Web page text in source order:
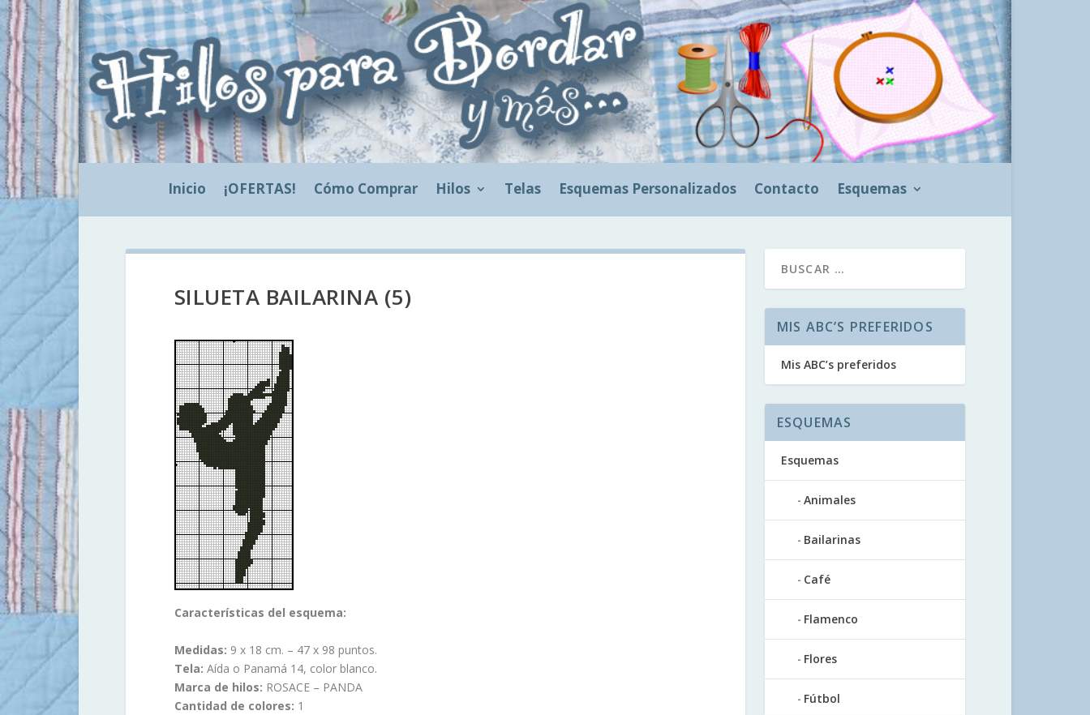
Inicio ¡OFERTAS! Cómo Comprar Hilos Telas Esquemas Personalizados Contacto Esquemas
SILUETA BAILARINA (5)
Características del esquema:
Medidas: 9 x 18 cm. – 47 x 98 puntos.
Tela: Aída o Panamá 14, color blanco.
Marca de hilos: ROSACE – PANDA
Cantidad de colores: 1
MIS ABC’S PREFERIDOS
Mis ABC’s preferidos
ESQUEMAS
Esquemas
Animales
Bailarinas
Café
Flamenco
Flores
Fútbol